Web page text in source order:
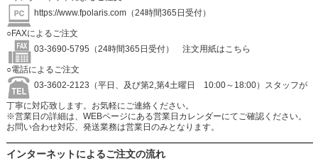
https://www.fpolaris.com（24時間365日受付）
○FAXによるご注文
03-3690-5795（24時間365日受付）
注文用紙はこちら
○電話によるご注文
03-3602-2123（平日、及び第2,第4土曜日 10:00～18:00）スタッフが
丁寧に対応致します。お気軽にご連絡ください。
※営業日の詳細は、WEBページにある営業日カレンダーにてご確認ください。
お問い合わせ対応、発送業務は営業日のみとなります。
インターネットによるご注文の流れ